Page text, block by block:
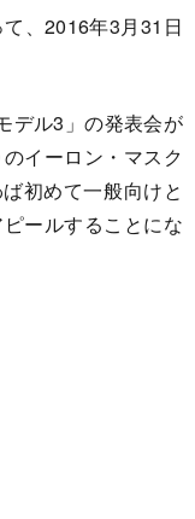
、2016年3月31日
デル3」の発表会が
イーロン・マスク
初めて一般向けと
ールすることにな